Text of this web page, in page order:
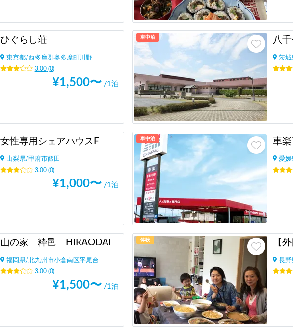
ひぐらし荘
東京都/西多摩郡奥多摩町川野
3.00(0)
¥1,500〜 /1泊
車中泊
茨城
女性専用シェアハウスF
山梨県/甲府市飯田
3.00(0)
¥1,000〜 /1泊
車中泊
愛媛
山の家 粋邑 HIRAODAI
福岡県/北九州市小倉南区平尾台
3.00(0)
¥1,500〜 /1泊
体験
長野